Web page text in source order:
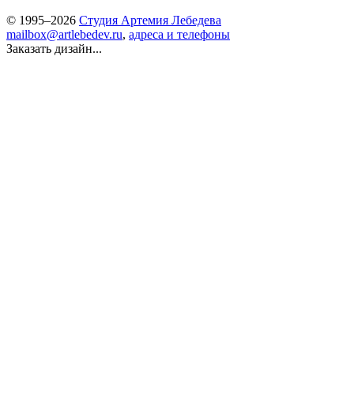
© 1995–2026 Студия Артемия Лебедева
mailbox@artlebedev.ru, адреса и телефоны
Заказать дизайн...